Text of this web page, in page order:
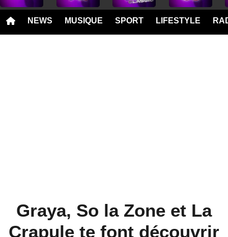
NEWS MUSIQUE SPORT LIFESTYLE
Graya, So la Zone et La
Crapule te font découvrir